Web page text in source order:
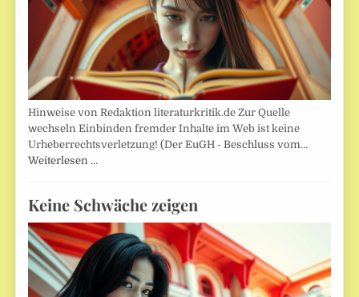
Hinweise von Redaktion literaturkritik.de Zur Quelle
wechseln Einbinden fremder Inhalte im Web ist keine
Urheberrechtsverletzung! (Der EuGH - Beschluss vom…
Weiterlesen …
Keine Schwäche zeigen